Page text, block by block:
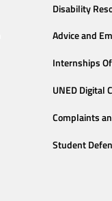
Disability
Advice and
Internships
UNED Digital
Complaints
Student